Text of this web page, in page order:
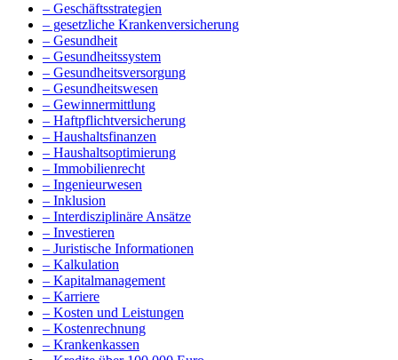
– Geschäftsstrategien
– gesetzliche Krankenversicherung
– Gesundheit
– Gesundheitssystem
– Gesundheitsversorgung
– Gesundheitswesen
– Gewinnermittlung
– Haftpflichtversicherung
– Haushaltsfinanzen
– Haushaltsoptimierung
– Immobilienrecht
– Ingenieurwesen
– Inklusion
– Interdisziplinäre Ansätze
– Investieren
– Juristische Informationen
– Kalkulation
– Kapitalmanagement
– Karriere
– Kosten und Leistungen
– Kostenrechnung
– Krankenkassen